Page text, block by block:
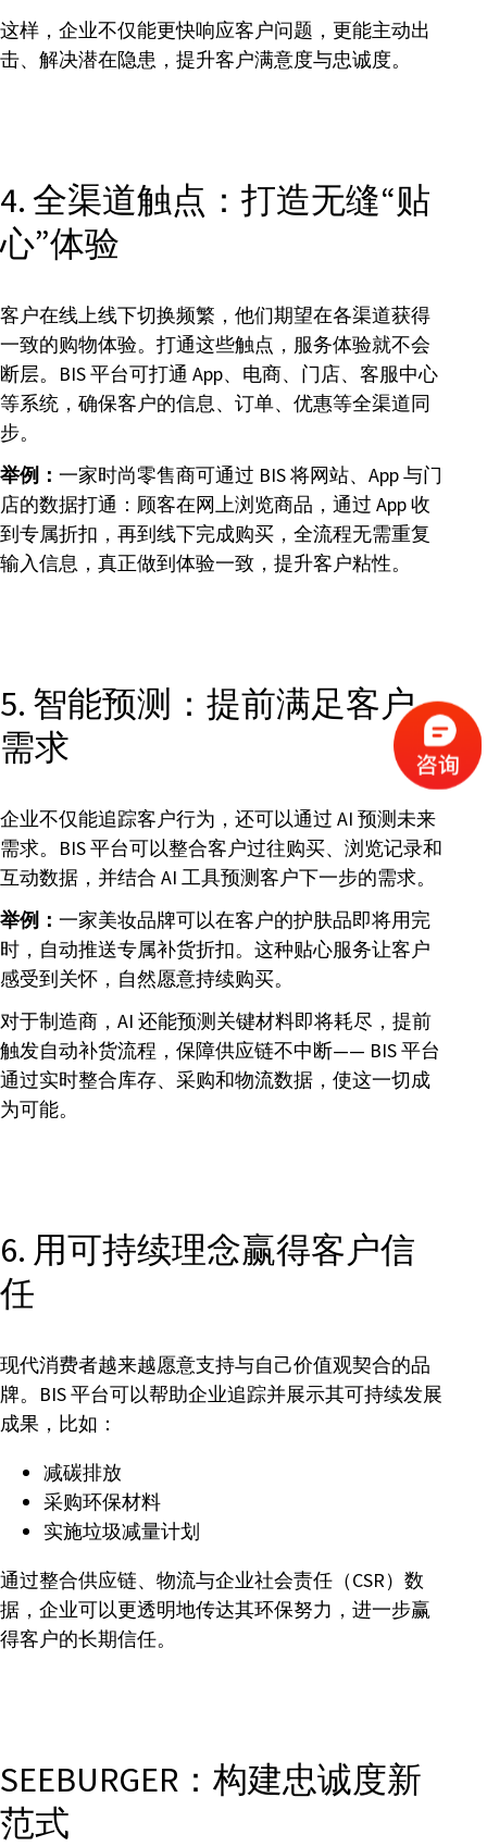
这样，企业不仅能更快响应客户问题，更能主动出
击、解决潜在隐患，提升客户满意度与忠诚度。
4. 全渠道触点：打造无缝“贴
心”体验
客户在线上线下切换频繁，他们期望在各渠道获得
一致的购物体验。打通这些触点，服务体验就不会
断层。BIS 平台可打通 App、电商、门店、客服中心
等系统，确保客户的信息、订单、优惠等全渠道同
步。
举例： 一家时尚零售商可通过 BIS 将网站、App 与门
店的数据打通：顾客在网上浏览商品，通过 App 收
到专属折扣，再到线下完成购买，全流程无需重复
输入信息，真正做到体验一致，提升客户粘性。
5. 智能预测：提前满足客户
需求
企业不仅能追踪客户行为，还可以通过 AI 预测未来
需求。BIS 平台可以整合客户过往购买、浏览记录和
互动数据，并结合 AI 工具预测客户下一步的需求。
举例： 一家美妆品牌可以在客户的护肤品即将用完
时，自动推送专属补货折扣。这种贴心服务让客户
感受到关怀，自然愿意持续购买。
对于制造商，AI 还能预测关键材料即将耗尽，提前
触发自动补货流程，保障供应链不中断—— BIS 平台
通过实时整合库存、采购和物流数据，使这一切成
为可能。
6. 用可持续理念赢得客户信
任
现代消费者越来越愿意支持与自己价值观契合的品
牌。BIS 平台可以帮助企业追踪并展示其可持续发展
成果，比如：
减碳排放
采购环保材料
实施垃圾减量计划
通过整合供应链、物流与企业社会责任（CSR）数
据，企业可以更透明地传达其环保努力，进一步赢
得客户的长期信任。
SEEBURGER：构建忠诚度新
范式